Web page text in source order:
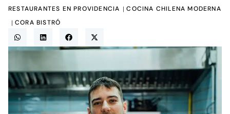
RESTAURANTES EN PROVIDENCIA | COCINA CHILENA MODERNA
| CORA BISTRÓ